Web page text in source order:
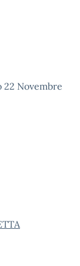
22 Novembre